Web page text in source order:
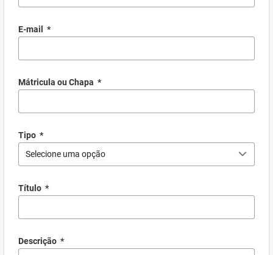
E-mail *
Mátricula ou Chapa *
Tipo *
Selecione uma opção
Título *
Descrição *